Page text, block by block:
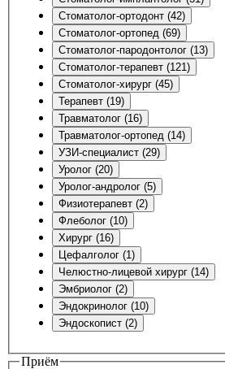
Стоматолог-ортодонт (42)
Стоматолог-ортопед (69)
Стоматолог-пародонтолог (13)
Стоматолог-терапевт (121)
Стоматолог-хирург (45)
Терапевт (19)
Травматолог (16)
Травматолог-ортопед (14)
УЗИ-специалист (29)
Уролог (20)
Уролог-андролог (5)
Физиотерапевт (2)
Флеболог (10)
Хирург (16)
Цефалголог (1)
Челюстно-лицевой хирург (14)
Эмбриолог (2)
Эндокринолог (10)
Эндоскопист (2)
Приём